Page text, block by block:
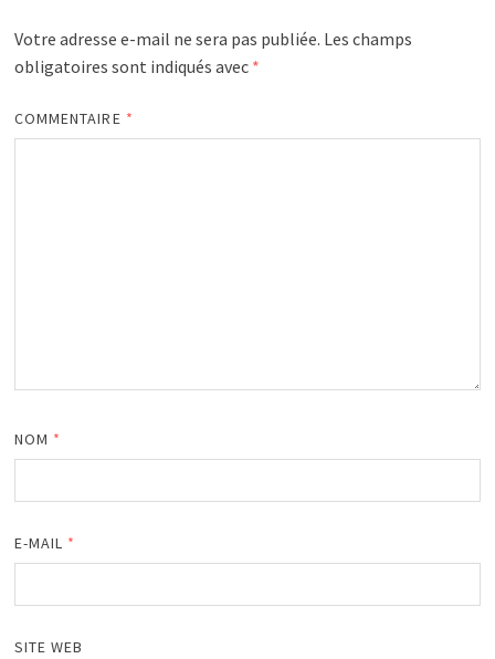
Votre adresse e-mail ne sera pas publiée. Les champs
obligatoires sont indiqués avec *
COMMENTAIRE *
NOM *
E-MAIL *
SITE WEB